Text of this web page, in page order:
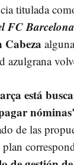
titulada
FC Barcelona
Cabeza
azulgrana
está
de las